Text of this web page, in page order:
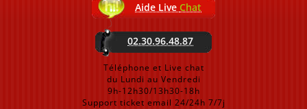
Aide Live Chat
02.30.96.48.87
Téléphone et Live chat
du Lundi au Vendredi
9h-12h30/13h30-18h
Support ticket email 24/24h 7/7j